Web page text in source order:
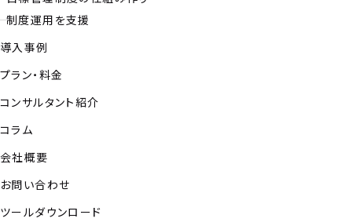
制度運用を支援
導入事例
プラン・料金
コンサルタント紹介
コラム
会社概要
お問い合わせ
ツールダウンロード